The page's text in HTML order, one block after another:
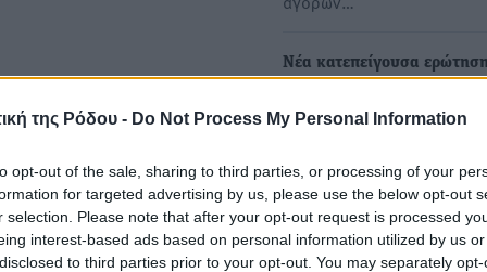
της Ρόδου - Do Not Process My Personal Information
opt-out of the sale, sharing to third parties, or processing of your
for targeted advertising by us, please use the below opt-out
selection. Please note that after your opt-out request is processed
interest-based ads based on personal information utilized by us
to third parties prior to your opt-out. You may separately
Νέα κατεπείγουσα
προκλήσεις στο Αιγαίο και
Κατεπείγουσα ερώτηση
Ύπατη Εκπρόσωπο της
Ένωσης για θέματα
Πολιτικής…